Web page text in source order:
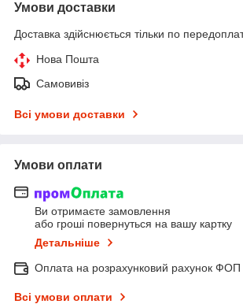
Умови доставки
Доставка здійснюється тільки по
Нова Пошта
Самовивіз
Всі умови доставки
Умови оплати
Ви отримаєте замовлення
або гроші повернуться на вашу картку
Детальніше
Оплата на розрахунковий рахунок ФОП
Всі умови оплати